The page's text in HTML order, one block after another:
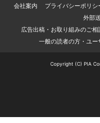
会社案内
プライバシーポリシ
外部
広告出稿・お取り組みのご
一般の読者の方・ユ
Copyright (C) PIA